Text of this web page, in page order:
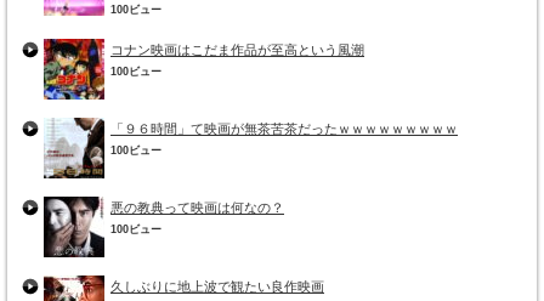
100ビュー
コナン映画はこだま作品が至高という風潮
100ビュー
「９６時間」て映画が無茶苦茶だったｗｗｗｗｗｗｗｗｗ
100ビュー
悪の教典って映画は何なの？
100ビュー
久しぶりに地上波で観たい良作映画